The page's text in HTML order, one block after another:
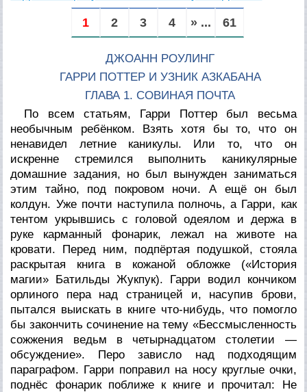
1 2 3 4 » ... 61
ДЖОАНН РОУЛИНГ
ГАРРИ ПОТТЕР И УЗНИК АЗКАБАНА
ГЛАВА 1. СОВИНАЯ ПОЧТА
По всем статьям, Гарри Поттер был весьма
необычным ребёнком. Взять хотя бы то, что он
ненавидел летние каникулы. Или то, что он
искренне стремился выполнить каникулярные
домашние задания, но был вынужден заниматься
этим тайно, под покровом ночи. А ещё он был
колдун. Уже почти наступила полночь, а Гарри, как
тентом укрывшись с головой одеялом и держа в
руке карманный фонарик, лежал на животе на
кровати. Перед ним, подпёртая подушкой, стояла
раскрытая книга в кожаной обложке («История
магии» Батильды Жукпук). Гарри водил кончиком
орлиного пера над страницей и, насупив брови,
пытался выискать в книге что-нибудь, что помогло
бы закончить сочинение на тему «Бессмысленность
сожжения ведьм в четырнадцатом столетии —
обсуждение». Перо зависло над подходящим
параграфом. Гарри поправил на носу круглые очки,
поднёс фонарик поближе к книге и прочитал: Не